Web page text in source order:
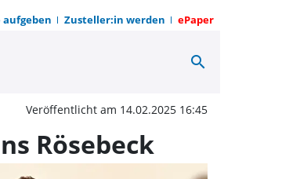
aufgeben Zusteller:in werden ePaper
search
Veröffentlicht am 14.02.2025 16:45
Rösebeck